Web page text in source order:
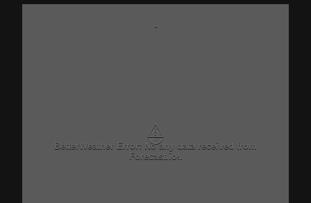
-
⚠
BetterWeather Error: No any data received from
Forecast.io!.